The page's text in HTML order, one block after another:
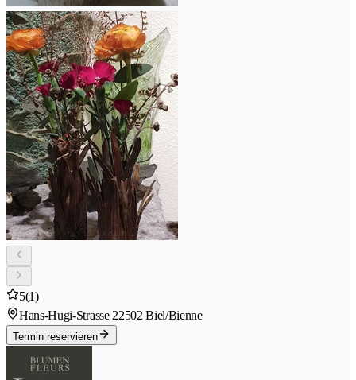
5(1)
Hans-Hugi-Strasse 22502 Biel/Bienne
Termin reservieren